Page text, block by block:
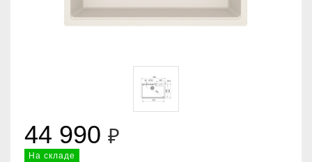
44 990 ₽
На складе